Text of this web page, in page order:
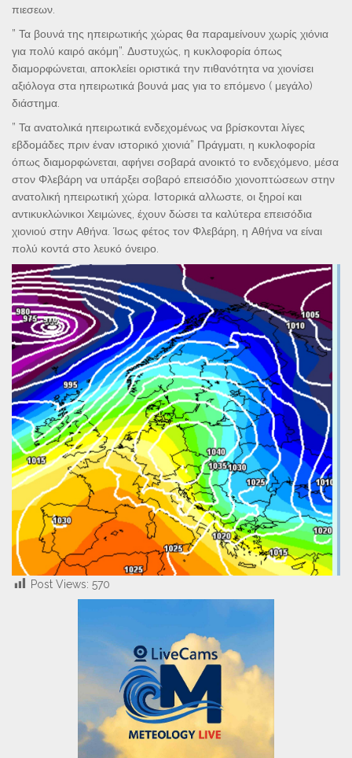
πιεσεων.
” Τα βουνά της ηπειρωτικής χώρας θα παραμείνουν χωρίς χιόνια
για πολύ καιρό ακόμη”. Δυστυχώς, η κυκλοφορία όπως
διαμορφώνεται, αποκλείει οριστικά την πιθανότητα να χιονίσει
αξιόλογα στα ηπειρωτικά βουνά μας για το επόμενο ( μεγάλο)
διάστημα.
” Τα ανατολικά ηπειρωτικά ενδεχομένως να βρίσκονται λίγες
εβδομάδες πριν έναν ιστορικό χιονιά” Πράγματι, η κυκλοφορία
όπως διαμορφώνεται, αφήνει σοβαρά ανοικτό το ενδεχόμενο, μέσα
στον Φλεβάρη να υπάρξει σοβαρό επεισόδιο χιονοπτώσεων στην
ανατολική ηπειρωτική χώρα. Ιστορικά αλλωστε, οι ξηροί και
αντικυκλώνικοι Χειμώνες, έχουν δώσει τα καλύτερα επεισόδια
χιονιού στην Αθήνα. Ίσως φέτος τον Φλεβάρη, η Αθήνα να είναι
πολύ κοντά στο λευκό όνειρο.
Post Views: 570